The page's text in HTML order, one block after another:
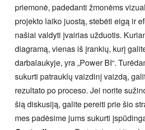
priemonė, padedanti žmonėms
projekto laiko juostą, stebėti eigą ir
našiai valdyti įvairias užduotis.
diagramą, vienas iš įrankių, kurį
darbalaukyje, yra „Power BI“.
sukurti patrauklų vaizdinį vaizdą,
rezultato po proceso. Jei norite
šią diskusiją, galite pereiti prie šio
mes padėsime jums sukurti